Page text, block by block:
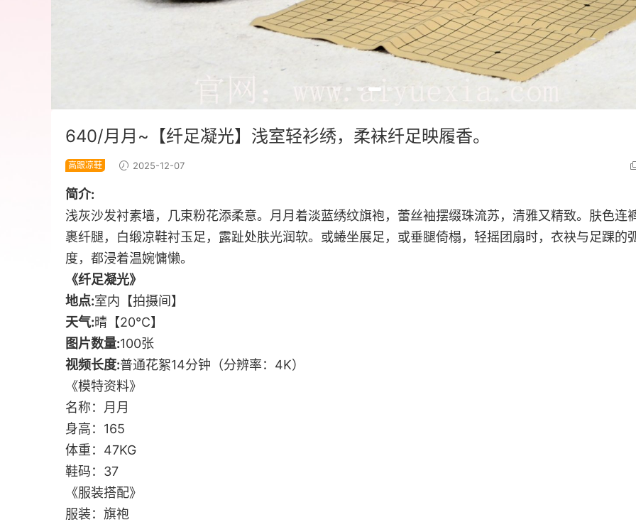
640/月月~【纤足凝光】浅室轻衫绣，柔袜纤足映履香。
高跟凉鞋 2025-12-07
简介:
浅灰沙发衬素墙，几束粉花添柔意。月月着淡蓝绣纹旗袍，蕾丝袖摆缀珠流苏，清雅又精致。肤色连
裹纤腿，白缎凉鞋衬玉足，露趾处肤光润软。或蜷坐展足，或垂腿倚榻，轻摇团扇时，衣袂与足踝的
度，都浸着温婉慵懒。
《纤足凝光》
地点:室内【拍摄间】
天气:晴【20℃】
图片数量:100张
视频长度:普通花絮14分钟（分辨率：4K）
《模特资料》
名称：月月
身高：165
体重：47KG
鞋码：37
《服装搭配》
服装：旗袍